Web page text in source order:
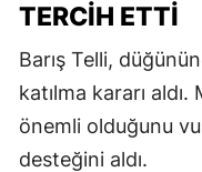
TERCIH ETTI
Barış Telli,
katılma kararı
önemli olduğunu
desteğini aldı.